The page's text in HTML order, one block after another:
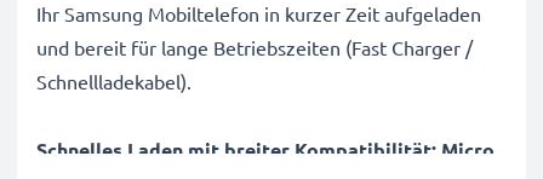
Ihr Samsung Mobiltelefon in kurzer Zeit aufgeladen
und bereit für lange Betriebszeiten (Fast Charger /
Schnellladekabel).
Schnelles Laden mit breiter Kompatibilität: Micro